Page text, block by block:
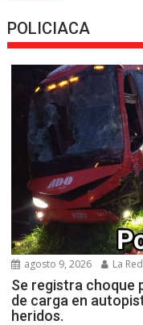
POLICIACA
agosto 9, 2026 La
Se registra choque
de carga en
heridos.